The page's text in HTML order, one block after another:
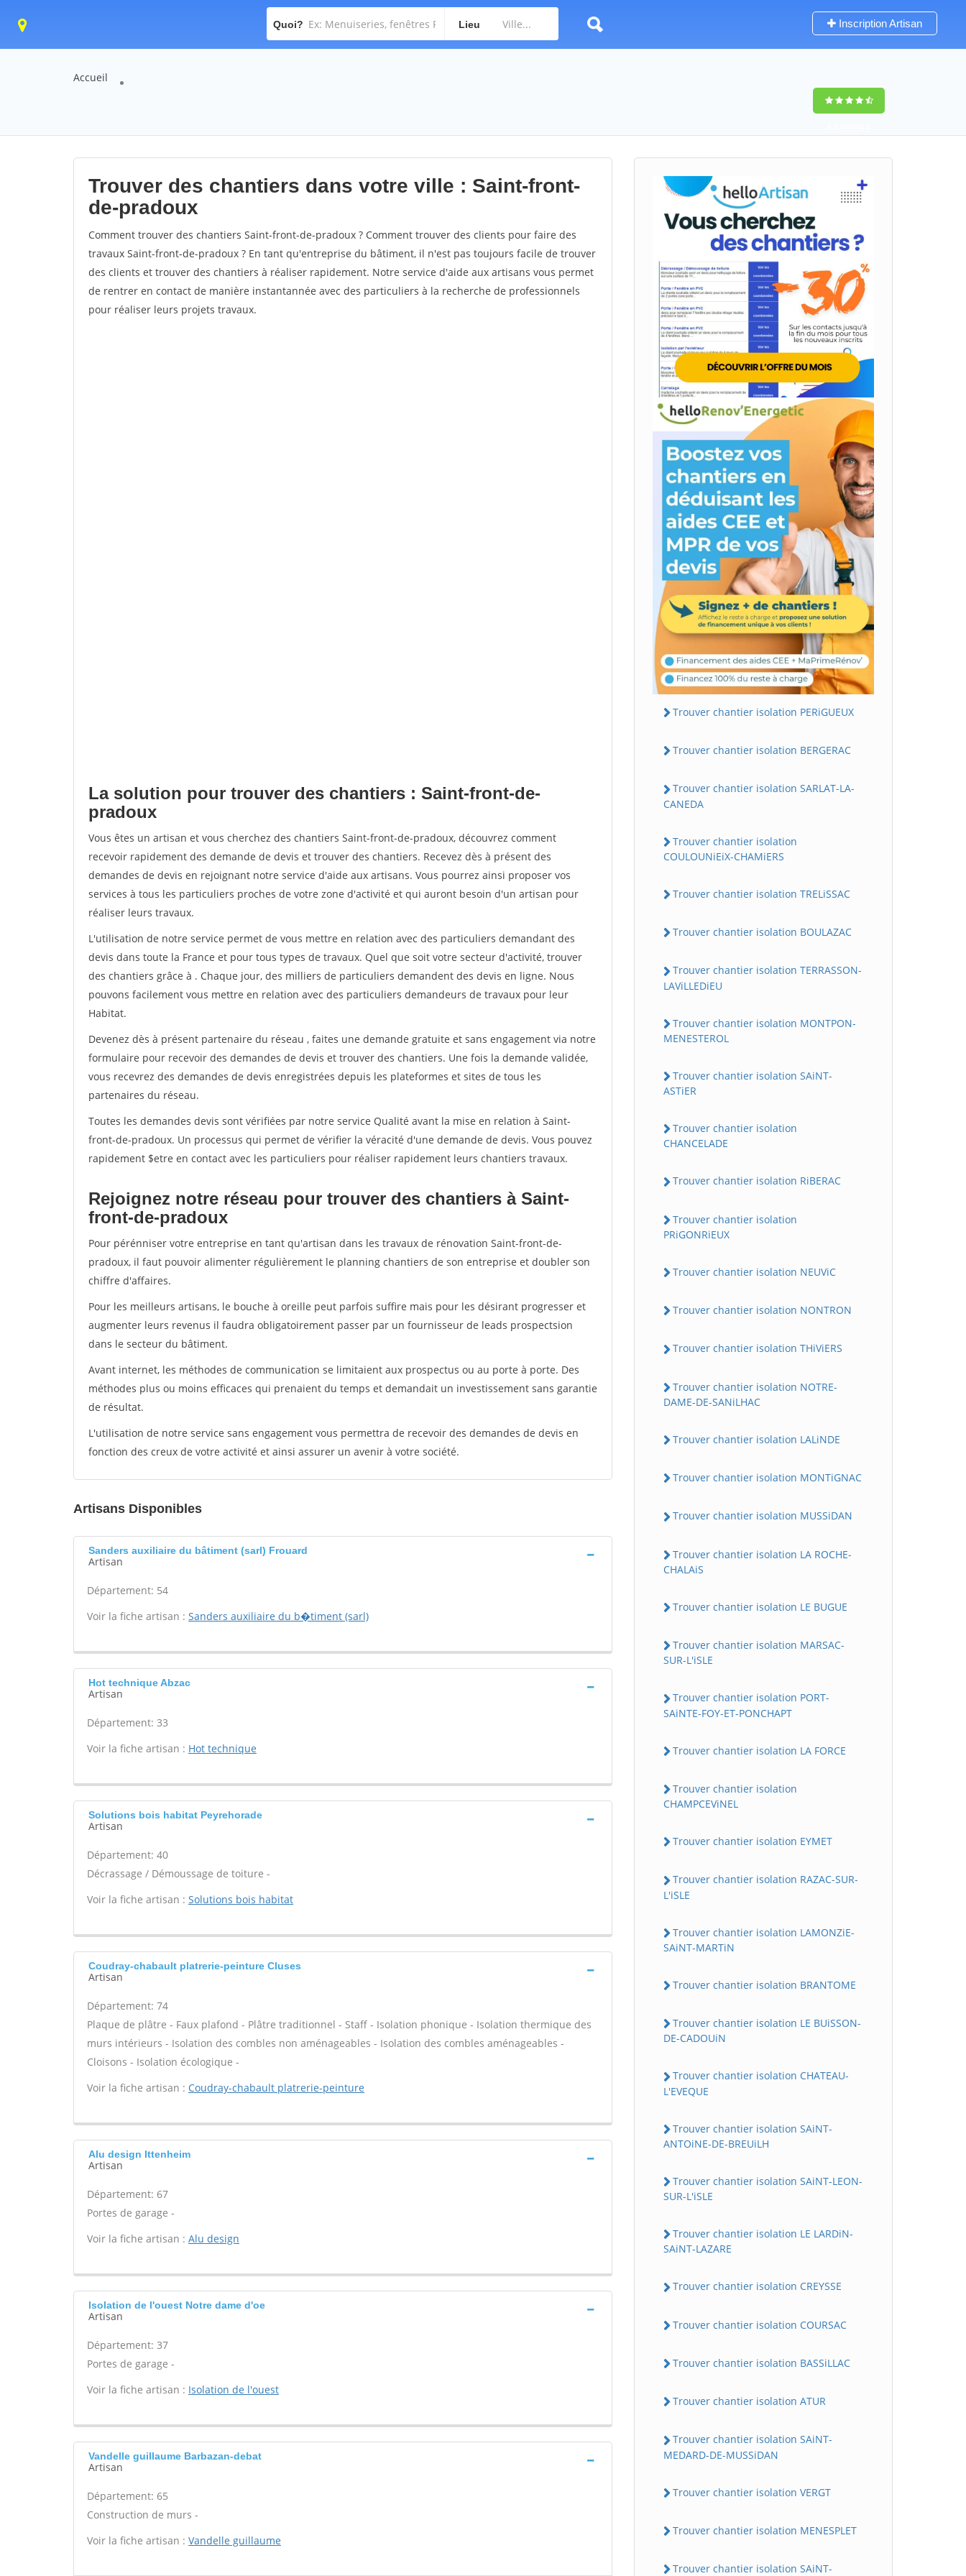
Quoi? Lieu Inscription Artisan
Accueil
Trouver des chantiers dans votre ville : Saint-front-
de-pradoux
Comment trouver des chantiers Saint-front-de-pradoux ? Comment trouver des clients pour faire des
travaux Saint-front-de-pradoux ? En tant qu'entreprise du bâtiment, il n'est pas toujours facile de trouver
des clients et trouver des chantiers à réaliser rapidement. Notre service d'aide aux artisans vous permet
de rentrer en contact de manière instantannée avec des particuliers à la recherche de professionnels
pour réaliser leurs projets travaux.
La solution pour trouver des chantiers : Saint-front-de-
pradoux
Vous êtes un artisan et vous cherchez des chantiers Saint-front-de-pradoux, découvrez comment
recevoir rapidement des demande de devis et trouver des chantiers. Recevez dès à présent des
demandes de devis en rejoignant notre service d'aide aux artisans. Vous pourrez ainsi proposer vos
services à tous les particuliers proches de votre zone d'activité et qui auront besoin d'un artisan pour
réaliser leurs travaux.
L'utilisation de notre service permet de vous mettre en relation avec des particuliers demandant des
devis dans toute la France et pour tous types de travaux. Quel que soit votre secteur d'activité, trouver
des chantiers grâce à . Chaque jour, des milliers de particuliers demandent des devis en ligne. Nous
pouvons facilement vous mettre en relation avec des particuliers demandeurs de travaux pour leur
Habitat.
Devenez dès à présent partenaire du réseau , faites une demande gratuite et sans engagement via notre
formulaire pour recevoir des demandes de devis et trouver des chantiers. Une fois la demande validée,
vous recevrez des demandes de devis enregistrées depuis les plateformes et sites de tous les
partenaires du réseau.
Toutes les demandes devis sont vérifiées par notre service Qualité avant la mise en relation à Saint-
front-de-pradoux. Un processus qui permet de vérifier la véracité d'une demande de devis. Vous pouvez
rapidement $etre en contact avec les particuliers pour réaliser rapidement leurs chantiers travaux.
Rejoignez notre réseau pour trouver des chantiers à Saint-
front-de-pradoux
Pour pérénniser votre entreprise en tant qu'artisan dans les travaux de rénovation Saint-front-de-
pradoux, il faut pouvoir alimenter régulièrement le planning chantiers de son entreprise et doubler son
chiffre d'affaires.
Pour les meilleurs artisans, le bouche à oreille peut parfois suffire mais pour les désirant progresser et
augmenter leurs revenus il faudra obligatoirement passer par un fournisseur de leads prospectsion
dans le secteur du bâtiment.
Avant internet, les méthodes de communication se limitaient aux prospectus ou au porte à porte. Des
méthodes plus ou moins efficaces qui prenaient du temps et demandait un investissement sans garantie
de résultat.
L'utilisation de notre service sans engagement vous permettra de recevoir des demandes de devis en
fonction des creux de votre activité et ainsi assurer un avenir à votre société.
Artisans Disponibles
Sanders auxiliaire du bâtiment (sarl) Frouard
Artisan
Département: 54
Voir la fiche artisan : Sanders auxiliaire du b�timent (sarl)
Hot technique Abzac
Artisan
Département: 33
Voir la fiche artisan : Hot technique
Solutions bois habitat Peyrehorade
Artisan
Département: 40
Décrassage / Démoussage de toiture -
Voir la fiche artisan : Solutions bois habitat
Coudray-chabault platrerie-peinture Cluses
Artisan
Département: 74
Plaque de plâtre - Faux plafond - Plâtre traditionnel - Staff - Isolation phonique - Isolation thermique des
murs intérieurs - Isolation des combles non aménageables - Isolation des combles aménageables -
Cloisons - Isolation écologique -
Voir la fiche artisan : Coudray-chabault platrerie-peinture
Alu design Ittenheim
Artisan
Département: 67
Portes de garage -
Voir la fiche artisan : Alu design
Isolation de l'ouest Notre dame d'oe
Artisan
Département: 37
Portes de garage -
Voir la fiche artisan : Isolation de l'ouest
Vandelle guillaume Barbazan-debat
Artisan
Département: 65
Construction de murs -
Voir la fiche artisan : Vandelle guillaume
Trouver chantier isolation PERiGUEUX
Trouver chantier isolation BERGERAC
Trouver chantier isolation SARLAT-LA-
CANEDA
Trouver chantier isolation
COULOUNiEiX-CHAMiERS
Trouver chantier isolation TRELiSSAC
Trouver chantier isolation BOULAZAC
Trouver chantier isolation TERRASSON-
LAViLLEDiEU
Trouver chantier isolation MONTPON-
MENESTEROL
Trouver chantier isolation SAiNT-
ASTiER
Trouver chantier isolation
CHANCELADE
Trouver chantier isolation RiBERAC
Trouver chantier isolation
PRiGONRiEUX
Trouver chantier isolation NEUViC
Trouver chantier isolation NONTRON
Trouver chantier isolation THiViERS
Trouver chantier isolation NOTRE-
DAME-DE-SANiLHAC
Trouver chantier isolation LALiNDE
Trouver chantier isolation MONTiGNAC
Trouver chantier isolation MUSSiDAN
Trouver chantier isolation LA ROCHE-
CHALAiS
Trouver chantier isolation LE BUGUE
Trouver chantier isolation MARSAC-
SUR-L'iSLE
Trouver chantier isolation PORT-
SAiNTE-FOY-ET-PONCHAPT
Trouver chantier isolation LA FORCE
Trouver chantier isolation
CHAMPCEViNEL
Trouver chantier isolation EYMET
Trouver chantier isolation RAZAC-SUR-
L'iSLE
Trouver chantier isolation LAMONZiE-
SAiNT-MARTiN
Trouver chantier isolation BRANTOME
Trouver chantier isolation LE BUiSSON-
DE-CADOUiN
Trouver chantier isolation CHATEAU-
L'EVEQUE
Trouver chantier isolation SAiNT-
ANTOiNE-DE-BREUiLH
Trouver chantier isolation SAiNT-LEON-
SUR-L'iSLE
Trouver chantier isolation LE LARDiN-
SAiNT-LAZARE
Trouver chantier isolation CREYSSE
Trouver chantier isolation COURSAC
Trouver chantier isolation BASSiLLAC
Trouver chantier isolation ATUR
Trouver chantier isolation SAiNT-
MEDARD-DE-MUSSiDAN
Trouver chantier isolation VERGT
Trouver chantier isolation MENESPLET
Trouver chantier isolation SAiNT-